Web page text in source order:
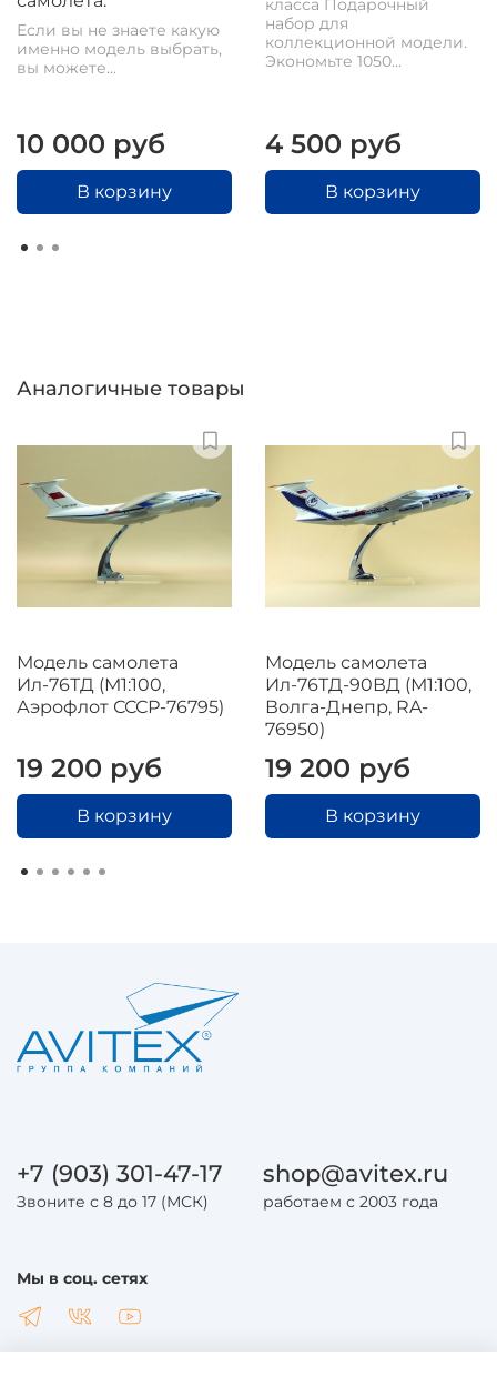
Если вы не знаете какую
именно модель выбрать,
вы можете...
10 000 руб
В корзину
класса Подарочный
набор для
коллекционной модели.
Экономьте 1050...
4 500 руб
В корзину
Аналогичные товары
Модель самолета
Ил-76ТД (М1:100,
Аэрофлот СССР-76795)
19 200 руб
В корзину
Модель самолета
Ил-76ТД-90ВД (М1:100,
Волга-Днепр, RA-
76950)
19 200 руб
В корзину
+7 (903) 301-47-17
Звоните с 8 до 17 (МСК)
shop@avitex.ru
работаем с 2003 года
Мы в соц. сетях